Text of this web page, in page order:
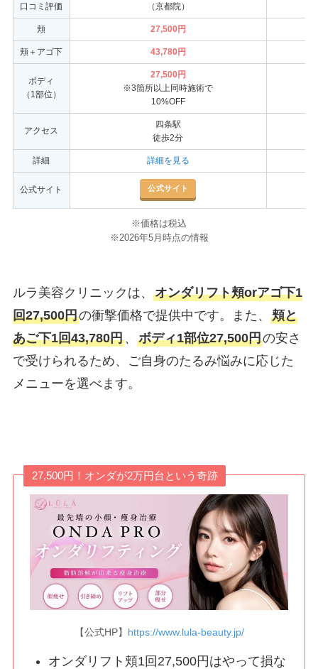
口コミ評価
（京都院）
頬 27,500円
頬＋アゴ下 43,780円
ボディ
（1部位）
27,500円
※3箇所以上同時施術で
10%OFF
アクセス
四条駅
徒歩2分
詳細 詳細を見る
公式サイト 公式サイト
※価格は税込
※2026年5月時点の情報
ルラ美容クリニックは、 オンダリフト頬orアゴ下1
回27,500円の衝撃価格で提供中です。また、 頬と
あご下1回43,780円、 ボディ1部位27,500円の安さ
で受けられるため、ご自身のたるみ悩みに応じた
メニューを選べます。
27,500円！オンダが2万円台という奇跡
【公式HP】 https://www.lula-beauty.jp/
オンダリフト頬1回27,500円はやって損な